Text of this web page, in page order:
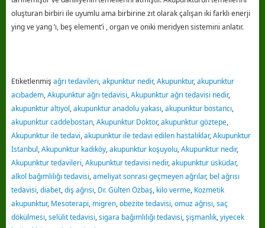
ying ve yang ‘ı, beş element’i , organ ve oniki meridyen sistemini anlatır.
akupunktur altıyol,akupunktur anadolu yakası,akupunktur bostancı,
akupunktur caddebostan,Akupunktur Doktor,akupunktur göztepe,
Akupunktur ile tedavi,akupunktur ile tedavi edilen hastalıklar,Akupunktur
İstanbul,Akupunktur kadıköy,akupunktur koşuyolu,Akupunktur nedir
Akupunktur tedavileri,Akupunktur tedavisi nedir,akupunktur üsküdar,
alkol bağımlılığı tedavisi,ameliyat sonrası geçmeyen ağrılar,bel ağrısı
tedavisi,diabet,diş ağrısı,Dr. Gülten Özbaş ,kilo verme,Kozmetik
akupunktur,Mesoterapi, migren,obezite tedavisi,omuz ağrısı,saç
dökülmesi,selülit tedavisi,sigara bağımlılığı tedavisi,şişmanlık,yiyecek
bağımlılığı,yüz bölgesi rejenerasyonu